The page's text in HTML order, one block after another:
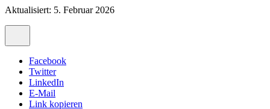
Aktualisiert: 5. Februar 2026
Facebook
Twitter
LinkedIn
E-Mail
Link kopieren